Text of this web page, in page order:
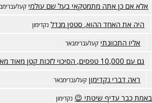
אלא אם כן אתה מתמטקאי בעל שם עולמי
היה את האחד ההוא, סטפן מנדל נקדימון
אליו התכוונתי קעלעברימבאר
גם עם 10,000 טפסים, הסיכוי לזכות קטן מאוד מאוד
ראה דברי נקדימון קעלעברימבאר
באמת כבר עדיף שיטתי 😉 נקדימון